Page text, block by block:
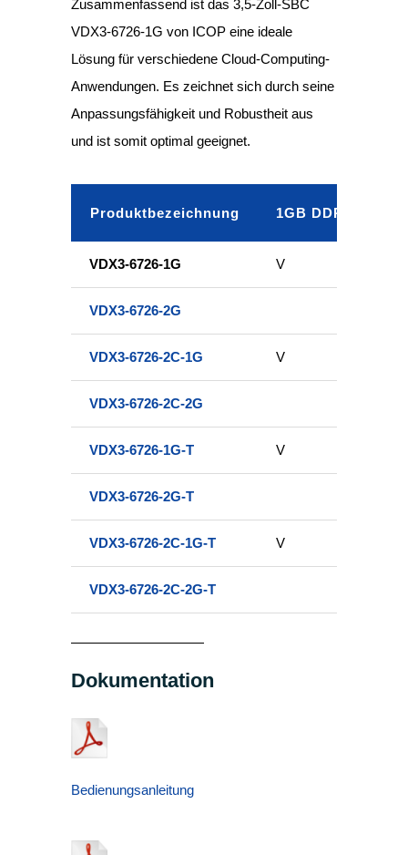
Zusammenfassend ist das 3,5-Zoll-SBC
VDX3-6726-1G von ICOP eine ideale
Lösung für verschiedene Cloud-Computing-
Anwendungen. Es zeichnet sich durch seine
Anpassungsfähigkeit und Robustheit aus
und ist somit optimal geeignet.
Produktbezeichnung 1GB DDR3
VDX3-6726-1G V
VDX3-6726-2G
VDX3-6726-2C-1G V
VDX3-6726-2C-2G
VDX3-6726-1G-T V
VDX3-6726-2G-T
VDX3-6726-2C-1G-T V
VDX3-6726-2C-2G-T
Dokumentation
Bedienungsanleitung